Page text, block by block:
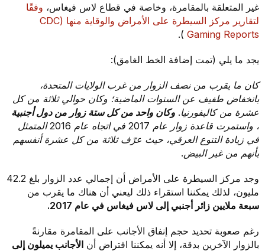
غير المتعلقة بالمقامرة، وخاصة في قطاع لاس فيغاس،وفقًا
لتقارير مركز السيطرة على الأمراض والوقاية منها (CDC
Gaming Reports
).
يجد ما يلي (تمت إضافة الخط الغامق):
كان ما يقرب من نصف الزوار من غرب الولايات المتحدة،
بانخفاض طفيف عن السنوات الماضية؛ وكان حوالي ثلاثة من كل
عشرة من كاليفورنيا. وكان واحد من كل ستة زوار من دول أجنبية
، واستمرت قاعدة زوار عام 2017 في اتجاه عام 2016 المتمثل
في زيادة التنوع العرقي، حيث عرّف ثلاثة من كل عشرة أنفسهم
بأنهم من غير البيض.
وجد مركز السيطرة على الأمراض أن إجمالي عدد الزوار بلغ 42.2
مليون، لذلك يمكننا استقراء ذلك ليعني أن هناك ما يقرب من
سبعة ملايين زائر أجنبي إلى لاس فيغاس في عام 2017.
رغم صعوبة تحديد حجم إنفاق الأجانب على المقامرة مقارنةً
بالزوار الآخرين بدقة، إلا أنه يمكننا افتراض أنالأجانب يميلون إلى